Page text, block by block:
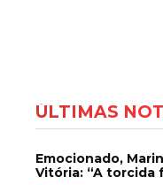
ÚLTIMAS
Emocionado,
Vitória: “A torcida